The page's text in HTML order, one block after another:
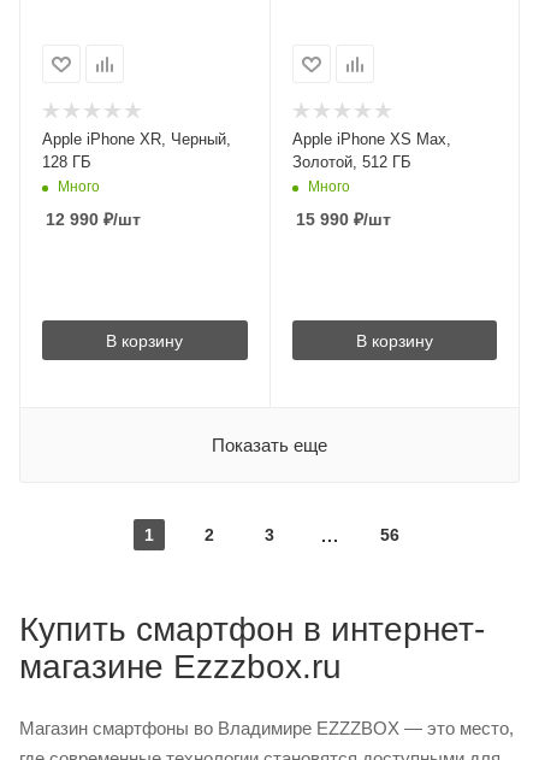
Apple iPhone XR, Черный,
128 ГБ
Много
12 990 ₽/шт
В корзину
Apple iPhone XS Max,
Золотой, 512 ГБ
Много
15 990₽/шт
В корзину
Показать еще
1 2 3 56
Купить смартфон в интернет-
магазине Ezzzbox.ru
Магазин смартфоны во Владимире EZZZBOX — это место,